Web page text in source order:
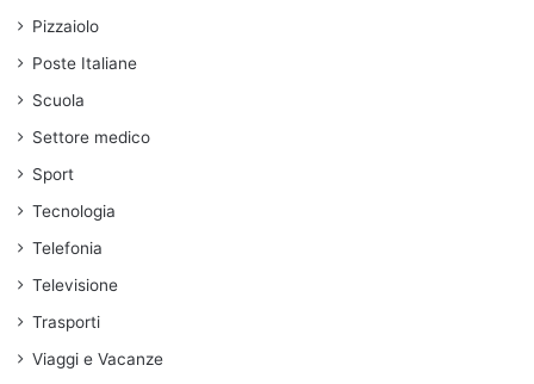
Pizzaiolo
Poste Italiane
Scuola
Settore medico
Sport
Tecnologia
Telefonia
Televisione
Trasporti
Viaggi e Vacanze